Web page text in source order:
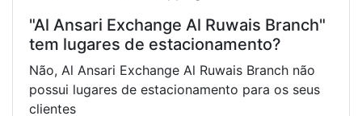
"Al Ansari Exchange Al Ruwais Branch"
tem lugares de estacionamento?
Não, Al Ansari Exchange Al Ruwais Branch não
possui lugares de estacionamento para os seus
clientes